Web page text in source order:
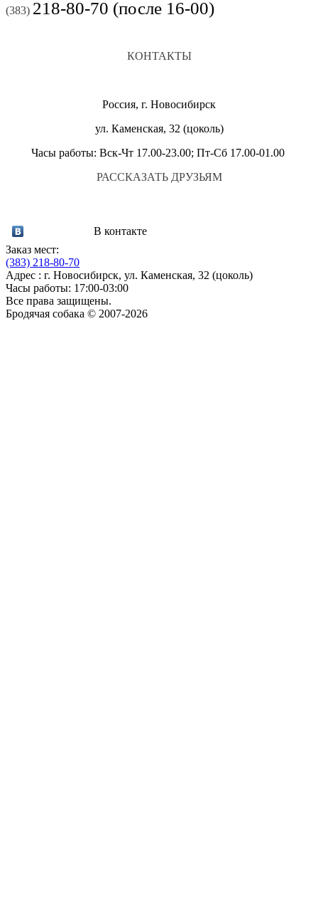
(383) 218-80-70 (после 16-00)
КОНТАКТЫ
Россия, г. Новосибирск
ул. Каменская, 32 (цоколь)
Часы работы: Вск-Чт 17.00-23.00; Пт-Сб 17.00-01.00
РАССКАЗАТЬ ДРУЗЬЯМ
В контакте
Заказ мест:
(383) 218-80-70
Адрес : г. Новосибирск, ул. Каменская, 32 (цоколь)
Часы работы: 17:00-03:00
Все права защищены.
Бродячая собака © 2007-2026